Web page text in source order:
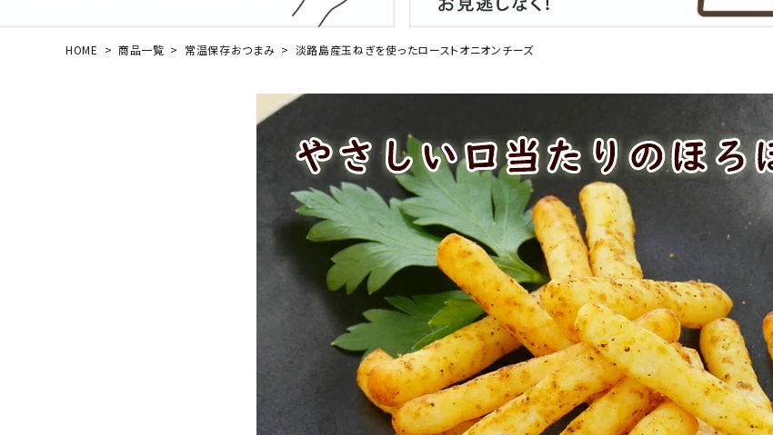
佃煮・ごはんのおとも 丸う
4,001円～5,000円 5,001円～
ログイン 会員登録
HOME 商品一覧 常温保存おつまみ 淡路島産玉ねぎを使ったローストオニオンチーズ